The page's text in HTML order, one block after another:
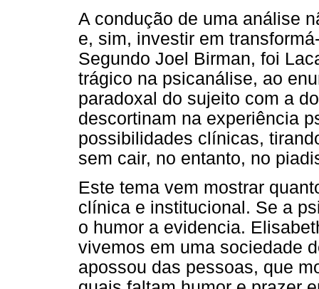
A condução de uma análise
e, sim, investir em
Segundo Joel Birman, foi
trágico na psicanálise, ao
paradoxal do sujeito com a
descortinam na experiência
possibilidades clínicas,
sem cair, no entanto, no
Este tema vem mostrar
clínica e institucional. Se a
o humor a evidencia.
vivemos em uma sociedade
apossou das pessoas, que